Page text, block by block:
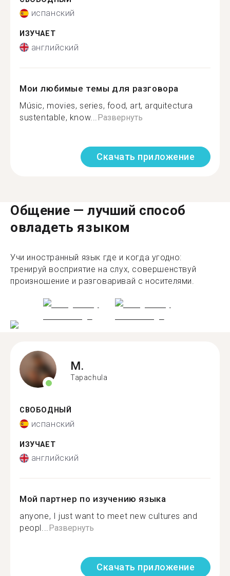
испанский
ИЗУЧАЕТ
английский
Мои любимые темы для разговора
Músic, movies, series, food, art, arquitectura
sustentable, know... Развернуть
Скачать приложение
Общение — лучший способ
овладеть языком
Учи иностранный язык где и когда угодно:
тренируй восприятие на слух, совершенствуй
произношение и разговаривай с носителями.
M.
Tapachula
СВОБОДНЫЙ
испанский
ИЗУЧАЕТ
английский
Мой партнер по изучению языка
anyone, I just want to meet new cultures and
peopl...Развернуть
Скачать приложение